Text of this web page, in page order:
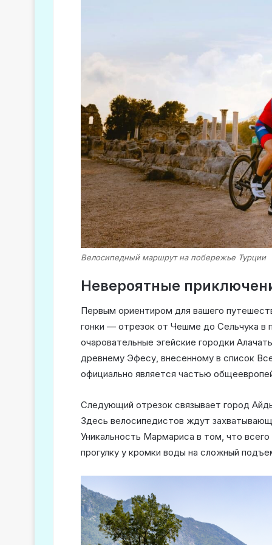
Велосипедный маршрут на побережье Турции
Невероятные
Первым ориентиром для вашего
гонки — отрезок от Чешме до Сельчука в
очаровательные эгейские городки
древнему Эфесу, внесенному в список
официально является частью
Следующий отрезок связывает город
Здесь велосипедистов ждут
Уникальность Мармариса в том, что
прогулку у кромки воды на сложный